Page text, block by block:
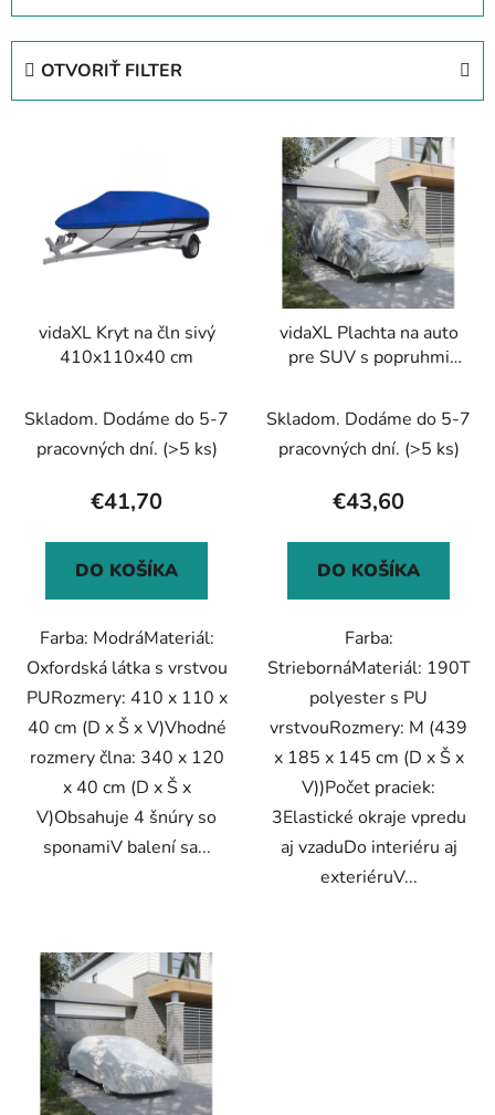
d
OTVORIŤ FILTER
vidaXL Kryt na čln sivý
410x110x40 cm
Skladom. Dodáme do 5-7
pracovných dní. (>5 ks)
€41,70
DO KOŠÍKA
Farba: ModráMateriál:
Oxfordská látka s vrstvou
PURozmery: 410 x 110 x
40 cm (D x Š x V)Vhodné
rozmery člna: 340 x 120
x 40 cm (D x Š x
V)Obsahuje 4 šnúry so
sponamiV balení sa...
vidaXL Plachta na auto
pre SUV s popruhmi
Skladom. Dodáme do 5-7
pracovných dní. (>5 ks)
€43,60
DO KOŠÍKA
Farba:
StriebornáMateriál: 190T
polyester s PU
vrstvouRozmery: M (439
x 185 x 145 cm (D x Š x
V))Počet praciek:
3Elastické okraje vpredu
aj vzaduDo interiéru aj
exteriéruV...